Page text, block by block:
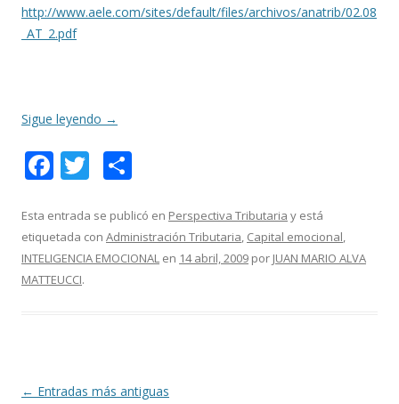
http://www.aele.com/sites/default/files/archivos/anatrib/02.08
_AT_2.pdf
Sigue leyendo →
F
e
b
o
T
itt
er
m
p
Esta entrada se publicó en Perspectiva Tributaria y está
etiquetada con Administración Tributaria, Capital emocional,
INTELIGENCIA EMOCIONAL en 14 abril, 2009 por JUAN MARIO ALVA
MATTEUCCI.
Navegación
← Entradas más antiguas